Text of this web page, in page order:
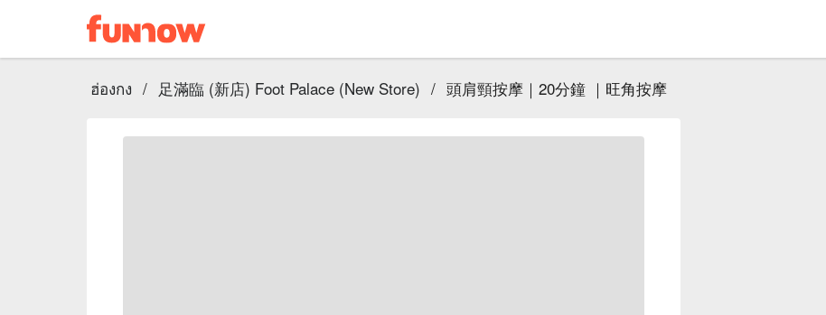
ฮ่องกง / 足滿臨 (新店) Foot Palace (New Store) / 頭肩頸按摩｜20分鐘 ｜旺角按摩